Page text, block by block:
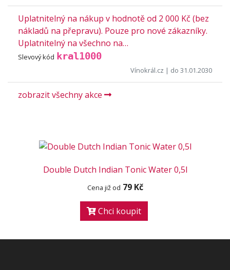
Uplatnitelný na nákup v hodnotě od 2 000 Kč (bez
nákladů na přepravu). Pouze pro nové zákazníky.
Uplatnitelný na všechno na…
Slevový kód kral1000
Vínokrál.cz | do 31.01.2030
zobrazit všechny akce
Double Dutch Indian Tonic Water 0,5l
Cena již od 79 Kč
Chci koupit